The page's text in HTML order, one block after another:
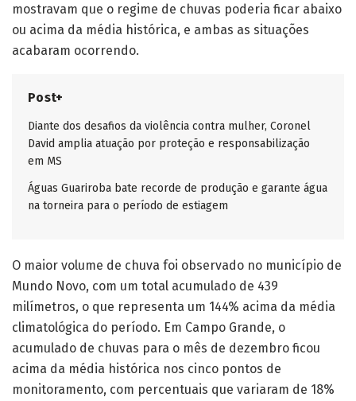
mostravam que o regime de chuvas poderia ficar abaixo
ou acima da média histórica, e ambas as situações
acabaram ocorrendo.
Post+
Diante dos desafios da violência contra mulher, Coronel
David amplia atuação por proteção e responsabilização
em MS
Águas Guariroba bate recorde de produção e garante água
na torneira para o período de estiagem
O maior volume de chuva foi observado no município de
Mundo Novo, com um total acumulado de 439
milímetros, o que representa um 144% acima da média
climatológica do período. Em Campo Grande, o
acumulado de chuvas para o mês de dezembro ficou
acima da média histórica nos cinco pontos de
monitoramento, com percentuais que variaram de 18%